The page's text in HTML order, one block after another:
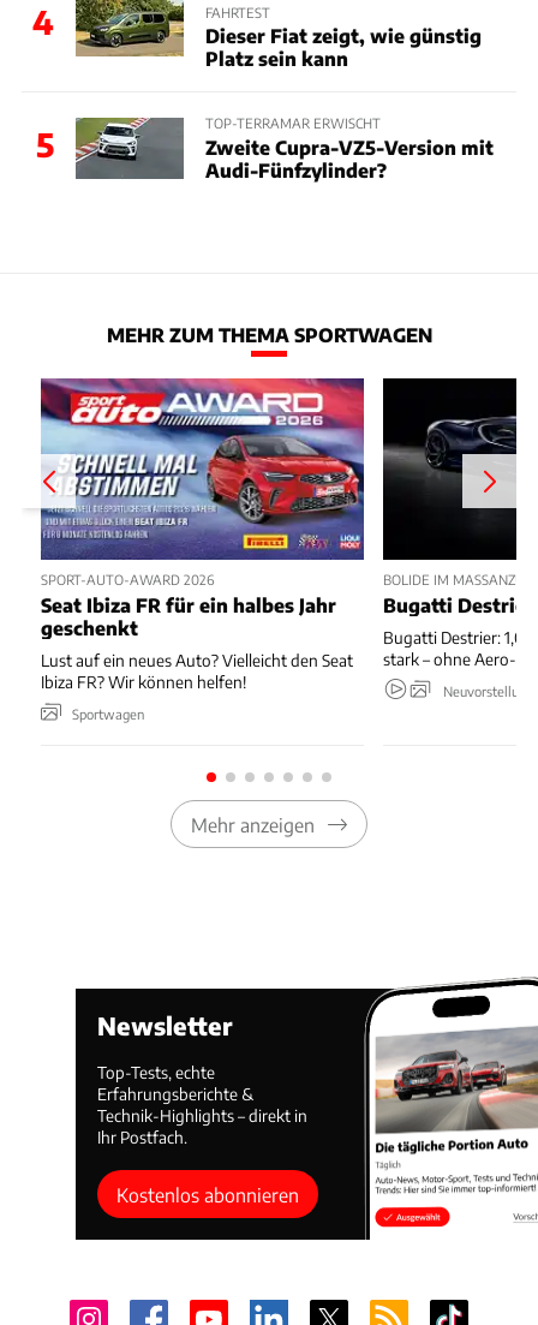
4
FAHRTEST
Dieser Fiat zeigt, wie günstig
Platz sein kann
5
TOP-TERRAMAR ERWISCHT
Zweite Cupra-VZ5-Version mit
Audi-Fünfzylinder?
MEHR ZUM THEMA SPORTWAGEN
SPORT-AUTO-AWARD 2026
Seat Ibiza FR für ein halbes Jahr
geschenkt
Lust auf ein neues Auto? Vielleicht den Seat
Ibiza FR? Wir können helfen!
Sportwagen
BOLIDE IM MASSANZUG
Bugatti
Bugatti Destrier: 1,00
stark – ohne Aero-
Mehr anzeigen
Newsletter
Top-Tests, echte
Erfahrungsberichte &
Technik-Highlights – direkt in
Ihr Postfach.
Kostenlos abonnieren